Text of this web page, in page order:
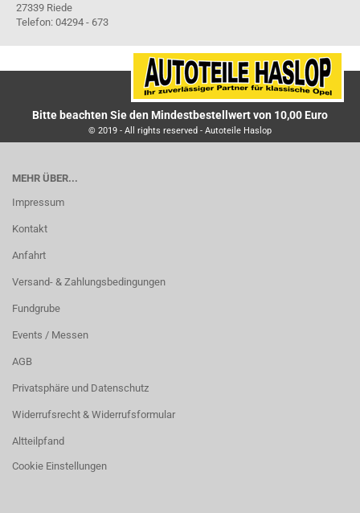
27339 Riede
Telefon: 04294 - 673
Bitte beachten Sie den Mindestbestellwert von 10,00 Euro
© 2019 - All rights reserved - Autoteile Haslop
MEHR ÜBER...
Impressum
Kontakt
Anfahrt
Versand- & Zahlungsbedingungen
Fundgrube
Events / Messen
AGB
Privatsphäre und Datenschutz
Widerrufsrecht & Widerrufsformular
Altteilpfand
Cookie Einstellungen